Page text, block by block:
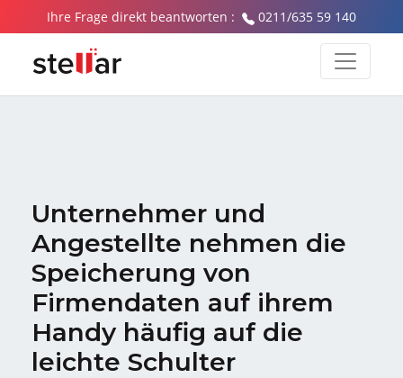
Ihre Frage direkt beantworten : 0211/635 59 140
Unternehmer und
Angestellte nehmen die
Speicherung von
Firmendaten auf ihrem
Handy häufig auf die
leichte Schulter